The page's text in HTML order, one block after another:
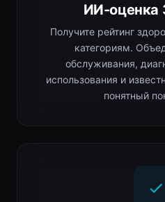
ИИ-оценка
Получите рейтинг
категориям.
обслуживания,
использования и
понятный